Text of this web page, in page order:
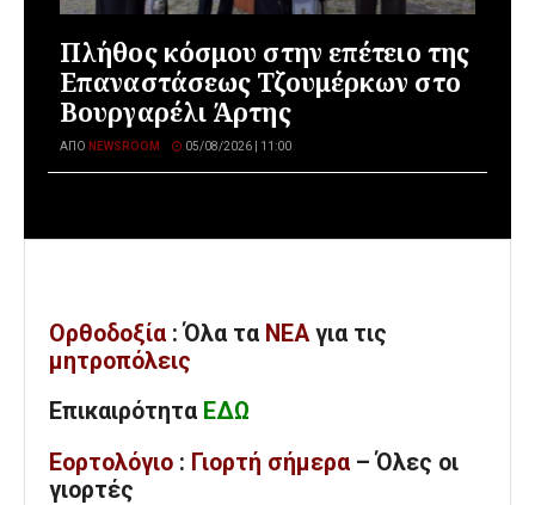
Πλήθος κόσμου στην επέτειο της
Επαναστάσεως Τζουμέρκων στο
Βουργαρέλι Άρτης
ΑΠΌ NEWSROOM 05/08/2026 | 11:00
Ορθοδοξία : Όλα τα ΝΕΑ για τις
μητροπόλεις
Επικαιρότητα ΕΔΩ
Εορτολόγιο : Γιορτή σήμερα – Όλες οι
γιορτές